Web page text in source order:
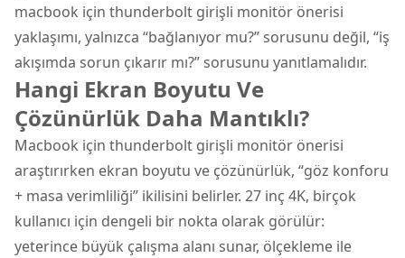
macbook için thunderbolt girişli monitör önerisi
yaklaşımı, yalnızca “bağlanıyor mu?” sorusunu değil, “iş
akışımda sorun çıkarır mı?” sorusunu yanıtlamalıdır.
Hangi Ekran Boyutu Ve
Çözünürlük Daha Mantıklı?
Macbook için thunderbolt girişli monitör önerisi
araştırırken ekran boyutu ve çözünürlük, “göz konforu
+ masa verimliliği” ikilisini belirler. 27 inç 4K, birçok
kullanıcı için dengeli bir nokta olarak görülür:
yeterince büyük çalışma alanı sunar, ölçekleme ile